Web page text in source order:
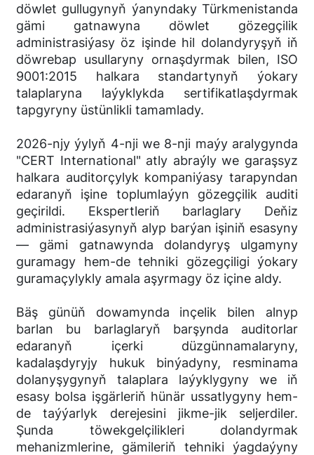
döwlet gullugynyň ýanyndaky Türkmenistanda
gämi gatnawyna döwlet gözegçilik
administrasiýasy öz işinde hil dolandyryşyň iň
döwrebap usullaryny ornaşdyrmak bilen, ISO
9001:2015 halkara standartynyň ýokary
talaplaryna laýyklykda sertifikatlaşdyrmak
tapgyryny üstünlikli tamamlady.
2026-njy ýylyň 4-nji we 8-nji maýy aralygynda
"CERT International" atly abraýly we garaşsyz
halkara auditorçylyk kompaniýasy tarapyndan
edaranyň işine toplumlaýyn gözegçilik auditi
geçirildi. Ekspertleriň barlaglary Deňiz
administrasiýasynyň alyp barýan işiniň esasyny
— gämi gatnawynda dolandyryş ulgamyny
guramagy hem-de tehniki gözegçiligi ýokary
guramaçylykly amala aşyrmagy öz içine aldy.
Bäş günüň dowamynda inçelik bilen alnyp
barlan bu barlaglaryň barşynda auditorlar
edaranyň içerki düzgünnamalaryny,
kadalaşdyryjy hukuk binýadyny, resminama
dolanyşygynyň talaplara laýyklygyny we iň
esasy bolsa işgärleriň hünär ussatlygyny hem-
de taýýarlyk derejesini jikme-jik seljerdiler.
Şunda töwekgelçilikleri dolandyrmak
mehanizmlerine, gämileriň tehniki ýagdaýyny